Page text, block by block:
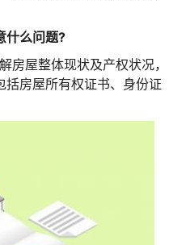
什么问题?
房屋整体现状及产权状况，
房屋所有权证书、身份证